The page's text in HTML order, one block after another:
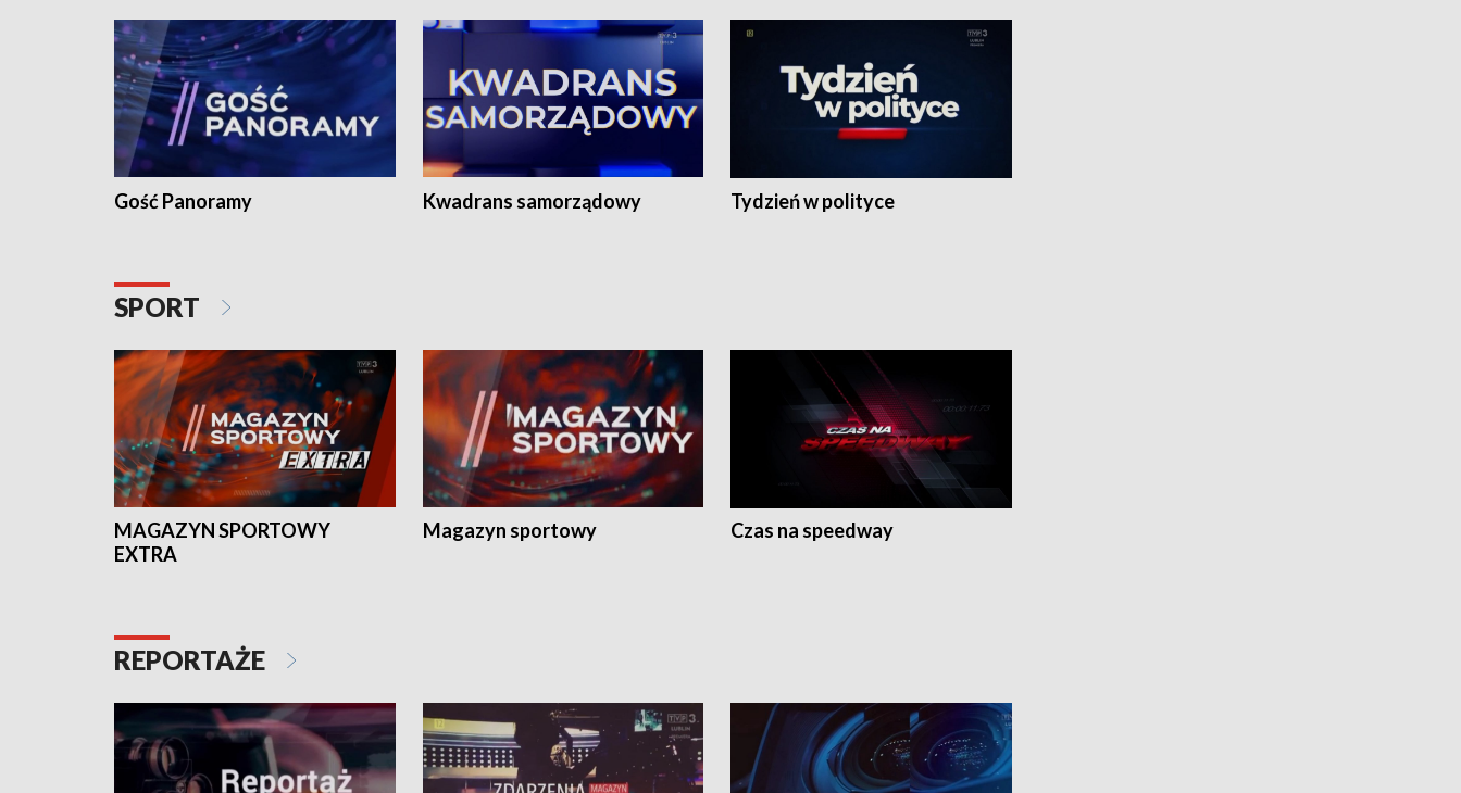
Gość Panoramy Kwadrans samorządowy Tydzień w polityce
SPORT
MAGAZYN SPORTOWY
EXTRA
Magazyn sportowy Czas na speedway
REPORTAŻE